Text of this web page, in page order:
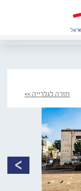
חזרה לגלרייה >>